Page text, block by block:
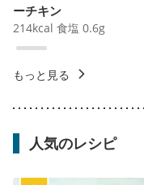
ーチキン
214kcal 食塩 0.6g
もっと見る
人気のレシピ